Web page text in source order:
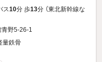
ス10分 歩13分 （東北新幹線な
野5-26-1
量鉄骨